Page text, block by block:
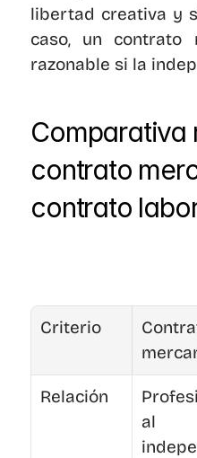
libertad creativa y
caso, un contrato
razonable si la
Comparativa
contrato
contrato
Criterio
Relación
al